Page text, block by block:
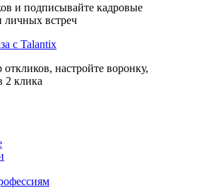
и подписывайте кадровые
личных встреч
с Talantix
настройте воронку,
2 клика